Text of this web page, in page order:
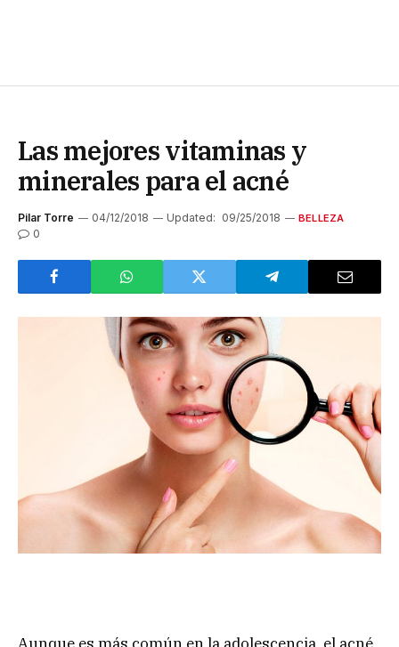
Las mejores vitaminas y
minerales para el acné
Pilar Torre 04/12/2018 Updated: 09/25/2018 BELLEZA
0